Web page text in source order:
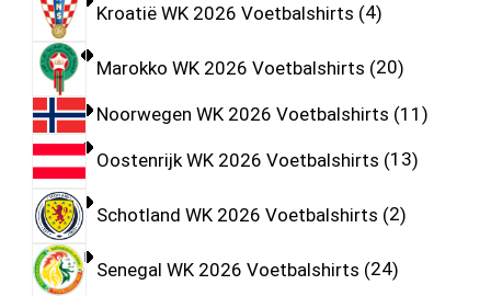
Kroatië WK 2026 Voetbalshirts 4
Marokko WK 2026 Voetbalshirts 20
Noorwegen WK 2026 Voetbalshirts 11
Oostenrijk WK 2026 Voetbalshirts 13
Schotland WK 2026 Voetbalshirts 2
Senegal WK 2026 Voetbalshirts 24